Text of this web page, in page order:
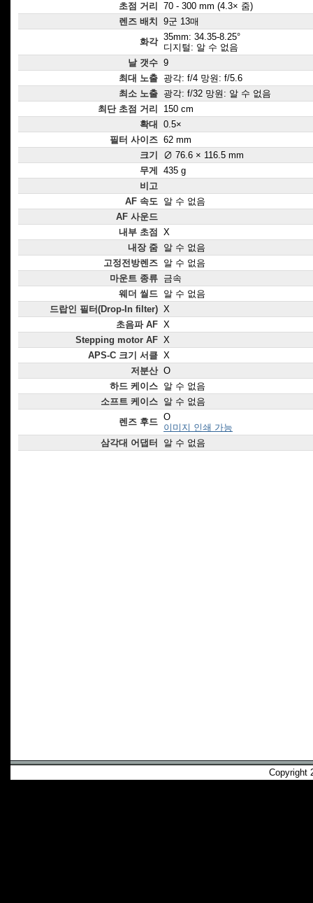
초점 거리
70 - 300 mm (4.3× 줌)
렌즈 배치
9군 13매
화각 35mm: 34.35-8.25°
디지털: 알 수 없음
날 갯수 9
최대 노출 광각: f/4 망원: f/5.6
최소 노출 광각: f/32 망원: 알 수 없음
최단 초점 거리
150 cm
확대
0.5×
필터 사이즈 62 mm
크기
∅ 76.6 × 116.5 mm
무게
435 g
비고
AF 속도 알 수 없음
AF 사운드
내부 초점
X
내장 줌 알 수 없음
고정전방렌즈 알 수 없음
마운트 종류 금속
웨더 씰드 알 수 없음
드랍인 필터(Drop-In filter) X
초음파 AF X
Stepping motor AF X
APS-C 크기 서클 X
저분산 O
하드 케이스 알 수 없음
소프트 케이스 알 수 없음
렌즈 후드 O
이미지 인쇄 가능
삼각대 어댑터
알 수 없음
Copyright